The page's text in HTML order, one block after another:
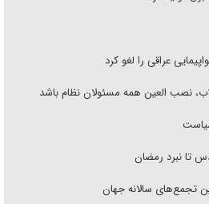
عراقی را لغو کرد
نصب العین همه مسئولان نظام باشد
تا نبرد رمضان
تجمع‌های سالانه جهان